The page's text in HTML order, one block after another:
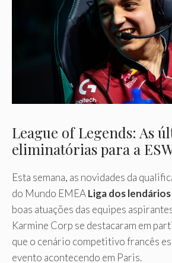
League of Legends: As
eliminatórias para a
Esta semana, as novidades da
do Mundo EMEALiga dos lendários
boas atuações das equipes
Karmine Corp se destacaram em
que o cenário competitivo francês
evento acontecendo em Paris.